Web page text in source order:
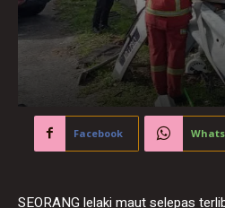
Facebook
SEORANG lelaki maut selepas